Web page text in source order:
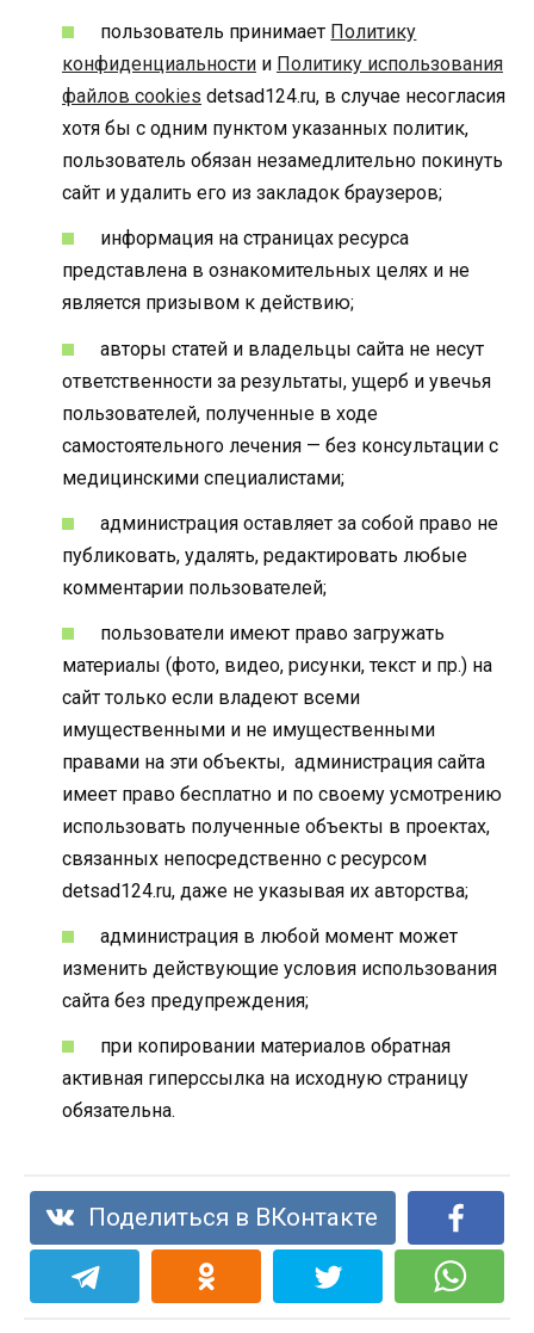
пользователь принимает Политику
конфиденциальности и Политику использования
файлов cookies detsad124.ru, в случае несогласия
хотя бы с одним пунктом указанных политик,
пользователь обязан незамедлительно покинуть
сайт и удалить его из закладок браузеров;
информация на страницах ресурса
представлена в ознакомительных целях и не
является призывом к действию;
авторы статей и владельцы сайта не несут
ответственности за результаты, ущерб и увечья
пользователей, полученные в ходе
самостоятельного лечения — без консультации с
медицинскими специалистами;
администрация оставляет за собой право не
публиковать, удалять, редактировать любые
комментарии пользователей;
пользователи имеют право загружать
материалы (фото, видео, рисунки, текст и пр.) на
сайт только если владеют всеми
имущественными и не имущественными
правами на эти объекты, администрация сайта
имеет право бесплатно и по своему усмотрению
использовать полученные объекты в проектах,
связанных непосредственно с ресурсом
detsad124.ru, даже не указывая их авторства;
администрация в любой момент может
изменить действующие условия использования
сайта без предупреждения;
при копировании материалов обратная
активная гиперссылка на исходную страницу
обязательна.
Поделиться в ВКонтакте